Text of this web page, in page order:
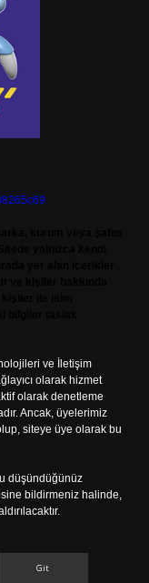
ve İletişim
olarak hizmet
olarak denetleme
Ancak, üyelerimiz
siteye üye olarak bu
düşündüğünüz
bildirmeniz halinde,